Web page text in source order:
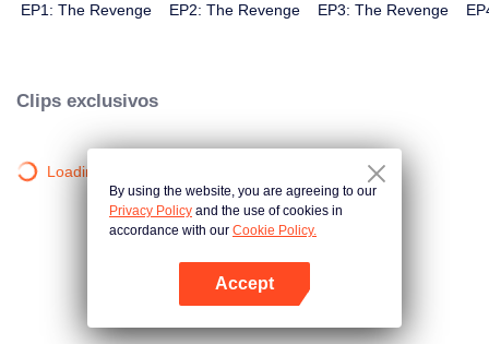
EP1: The Revenge EP2: The Revenge EP3: The Revenge
Clips exclusivos
Loading…
By using the website, you are agreeing to our
Privacy Policy and the use of cookies in
accordance with our Cookie Policy.
Accept